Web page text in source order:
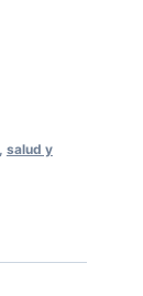
salud y